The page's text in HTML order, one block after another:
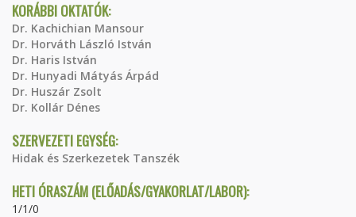
KORÁBBI OKTATÓK:
Dr. Kachichian Mansour
Dr. Horváth László István
Dr. Haris István
Dr. Hunyadi Mátyás Árpád
Dr. Huszár Zsolt
Dr. Kollár Dénes
SZERVEZETI EGYSÉG:
Hidak és Szerkezetek Tanszék
HETI ÓRASZÁM (ELŐADÁS/GYAKORLAT/LABOR):
1/1/0